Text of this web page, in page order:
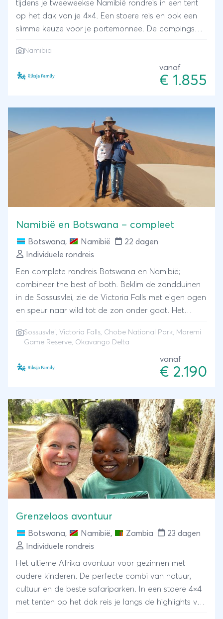
tijdens je tweeweekse Namibië rondreis in een tent
op het dak van je 4×4. Een stoere reis en ook een
slimme keuze voor je portemonnee. De campings
dat je zelf kunt koken maar een zwembad van de
Namibia
vanaf
€ 1.855
Namibië en Botswana – compleet
Botswana, Namibië
22 dagen
Individuele rondreis
Een complete rondreis Botswana en Namibië;
combineer the best of both. Beklim de zandduinen
in de Sossusvlei, zie de Victoria Falls met eigen ogen
en speur naar wild tot de zon onder gaat. Het
woestijn van onze planeet en de wereldberoemde
en de Okavango-delta) zijn dé highlights van deze
Sossusvlei, Victoria Falls, Chobe National Park, Moremi
Game Reserve, Okavango Delta
vanaf
€ 2.190
Grenzeloos avontuur
Botswana, Namibië, Zambia
23 dagen
Individuele rondreis
Het ultieme Afrika avontuur voor gezinnen met
oudere kinderen. De perfecte combi van natuur,
cultuur en de beste safariparken. In een stoere 4×4
met tenten op het dak reis je langs de highlights van